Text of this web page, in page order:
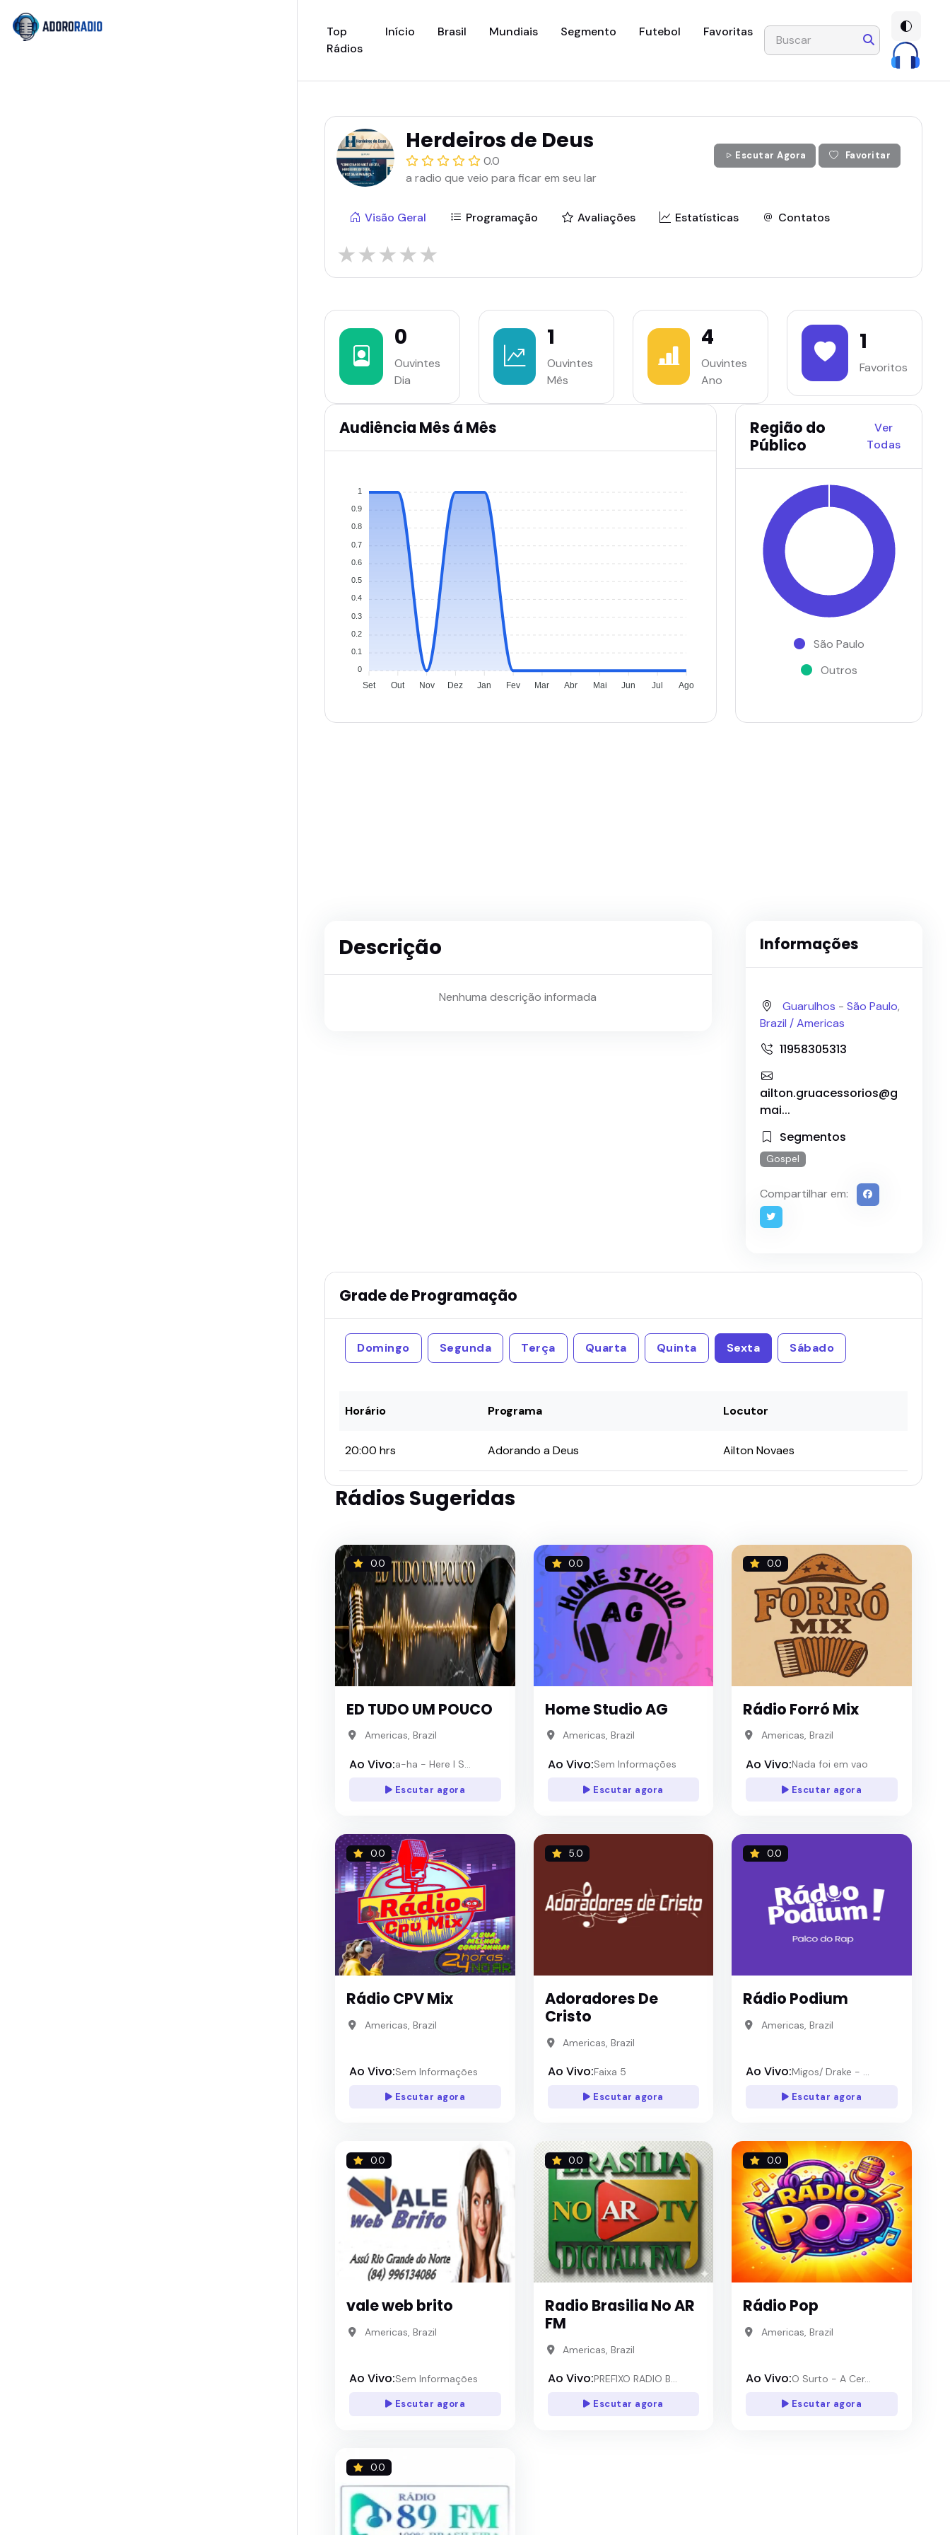
Top
Rádios
Início(current)
Brasil Mundiais Segmento Futebol Favoritas
Herdeiros de Deus
0.0
a radio que veio para ficar em seu lar
Escutar Agora Favoritar
Visão Geral Programação Avaliações Estatísticas Contatos
★★★★★
0
Ouvintes
Dia
1
Ouvintes
Mês
4
Ouvintes
Ano
1
Favoritos
Audiência Mês á Mês
1
0.9
0.8
0.7
0.6
0.5
0.4
0.3
0.2
0.1
0
Set Out Nov Dez Jan Fev Mar Abr Mai Jun Jul Ago
Região do
Público
Ver
Todas
São Paulo
Outros
Descrição
Nenhuma descrição informada
Informações
Guarulhos - São Paulo,
Brazil /Americas
11958305313
ailton.gruacessorios@g
mai...
Segmentos
Gospel
Compartilhar em:
Grade de Programação
Domingo Segunda Terça Quarta Quinta Sexta Sábado
Horário Programa Locutor
20:00 hrs Adorando a Deus Ailton Novaes
Rádios Sugeridas
0.0
ED TUDO UM POUCO
Americas, Brazil
Ao Vivo:a-ha - Here I S...
Escutar agora
0.0
Home Studio AG
Americas, Brazil
Ao Vivo:Sem Informações
Escutar agora
0.0
Rádio Forró Mix
Americas, Brazil
Ao Vivo:Nada foi em vao
Escutar agora
0.0
Rádio CPV Mix
Americas, Brazil
Ao Vivo:Sem Informações
Escutar agora
5.0
Adoradores De
Cristo
Americas, Brazil
Ao Vivo:Faixa 5
Escutar agora
0.0
Rádio Podium
Americas, Brazil
Ao Vivo:Migos/ Drake - ...
Escutar agora
0.0
vale web brito
Americas, Brazil
Ao Vivo:Sem Informações
Escutar agora
0.0
Radio Brasilia No AR
FM
Americas, Brazil
Ao Vivo:PREFIXO RADIO B...
Escutar agora
0.0
Rádio Pop
Americas, Brazil
Ao Vivo:O Surto - A Cer...
Escutar agora
0.0